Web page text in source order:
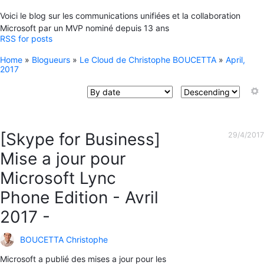
Voici le blog sur les communications unifiées et la collaboration
Microsoft par un MVP nominé depuis 13 ans
RSS for posts
Home » Blogueurs » Le Cloud de Christophe BOUCETTA » April,
2017
[Skype for Business]
Mise a jour pour
Microsoft Lync
Phone Edition - Avril
2017 -
BOUCETTA Christophe
Microsoft a publié des mises a jour pour les
29/4/2017